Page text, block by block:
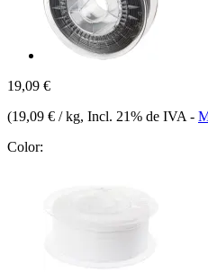
19,09 €
(19,09 € / kg, Incl. 21% de IVA -
Color: